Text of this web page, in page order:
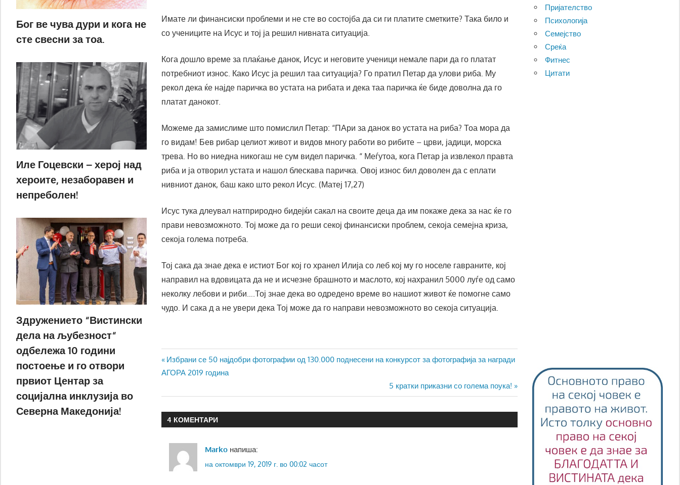
Имате ли финансиски проблеми и не сте во состојба да си ги платите сметките? Така било и
со учениците на Исус и тој ја решил нивната ситуација.
Кога дошло време за плаќање данок, Исус и неговите ученици немале пари да го платат
потребниот износ. Како Исус ја решил таа ситуација? Го пратил Петар да улови риба. Му
рекол дека ќе најде паричка во устата на рибата и дека таа паричка ќе биде доволна да го
платат данокот.
Можеме да замислиме што помислил Петар: “ПАри за данок во устата на риба? Тоа мора да
го видам! Бев рибар целиот живот и видов многу работи во рибите – црви, јадици, морска
трева. Но во ниедна никогаш не сум видел паричка. “ Меѓутоа, кога Петар ја извлекол правта
риба и ја отворил устата и нашол блескава паричка. Овој износ бил доволен да с еплати
нивниот данок, баш како што рекол Исус. (Матеј 17,27)
Исус тука длеувал натприродно бидејќи сакал на своите деца да им покаже дека за нас ќе го
прави невозможното. Тој може да го реши секој финансиски проблем, секоја семејна криза,
секоја голема потреба.
Тој сака да знае дека е истиот Бог кој го хранел Илија со леб кој му го носеле гавраните, кој
направил на вдовицата да не и исчезне брашното и маслото, кој нахранил 5000 луѓе од само
неколку лебови и риби….Тој знае дека во одредено време во нашиот живот ќе помогне само
чудо. И сака д а не увери дека Тој може да го направи невозможното во секоја ситуација.
Навигација
напис
Previous
Post:
Избрани се 50 најдобри фотографии од 130.000 поднесени на конкурсот за фотографија за награди
АГОРА 2019 година
Next
Post:
5 кратки приказни со голема поука!
4 КОМЕНТАРИ
Marko напиша:
на октомври 19, 2019 г. во 00:02 часот
Бог ве чува дури и кога не
сте свесни за тоа.
Иле Гоцевски – херој над
хероите, незаборавен и
непреболен!
Здружението “Вистински
дела на љубезност“
одбележа 10 години
постоење и го отвори
првиот Центар за
социјална инклузија во
Северна Македонија!
Пријателство
Психологија
Семејство
Среќа
Фитнес
Цитати